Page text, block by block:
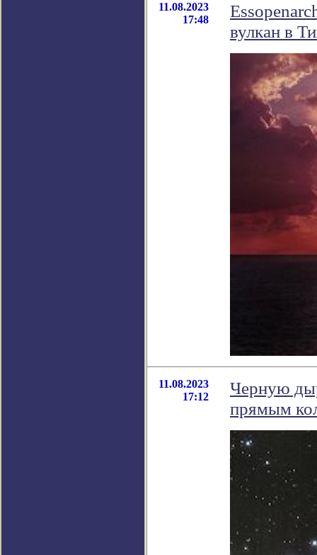
11.08.2023
17:48
вулкан в
11.08.2023
17:12
Черную
прямым